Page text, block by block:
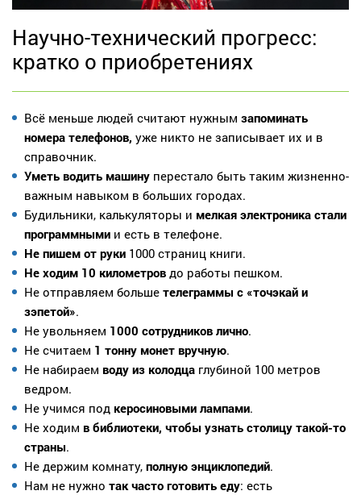
Научно-технический прогресс:
кратко о приобретениях
Всё меньше людей считают нужным запоминать
номера телефонов, уже никто не записывает их и в
справочник.
Уметь водить машину перестало быть таким жизненно-
важным навыком в больших городах.
Будильники, калькуляторы и мелкая электроника стали
программными и есть в телефоне.
Не пишем от руки 1000 страниц книги.
Не ходим 10 километров до работы пешком.
Не отправляем больше телеграммы с «точэкай и
зэпетой».
Не увольняем 1000 сотрудников лично.
Не считаем 1 тонну монет вручную.
Не набираем воду из колодца глубиной 100 метров
ведром.
Не учимся под керосиновыми лампами.
Не ходим в библиотеки, чтобы узнать столицу такой-то
страны.
Не держим комнату, полную энциклопедий.
Нам не нужно так часто готовить еду: есть